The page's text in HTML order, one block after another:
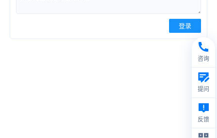
登录
咨询
提问
反馈